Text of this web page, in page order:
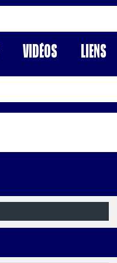
Vidéos Liens